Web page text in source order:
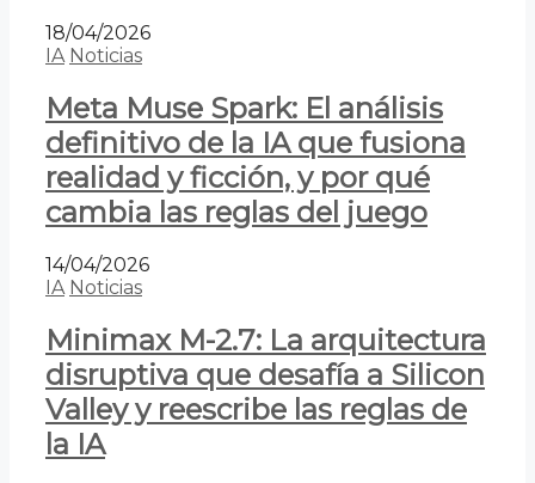
18/04/2026
IA Noticias
Meta Muse Spark: El análisis
definitivo de la IA que fusiona
realidad y ficción, y por qué
cambia las reglas del juego
14/04/2026
IA Noticias
Minimax M-2.7: La arquitectura
disruptiva que desafía a Silicon
Valley y reescribe las reglas de
la IA